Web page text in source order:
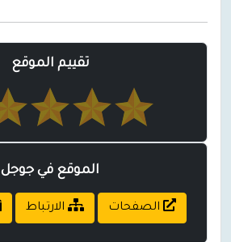
تقييم الموقع
الموقع في جوجل
الصفحات الارتباط